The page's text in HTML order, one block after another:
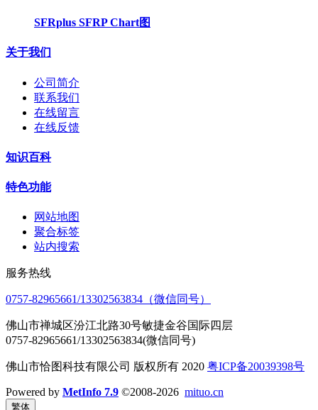
SFRplus SFRP Chart图
关于我们
公司简介
联系我们
在线留言
在线反馈
知识百科
特色功能
网站地图
聚合标签
站内搜索
服务热线
0757-82965661/13302563834（微信同号）
佛山市禅城区汾江北路30号敏捷金谷国际四层
0757-82965661/13302563834(微信同号)
佛山市恰图科技有限公司 版权所有 2020 粤ICP备20039398号
Powered by MetInfo 7.9 ©2008-2026 mituo.cn
繁体